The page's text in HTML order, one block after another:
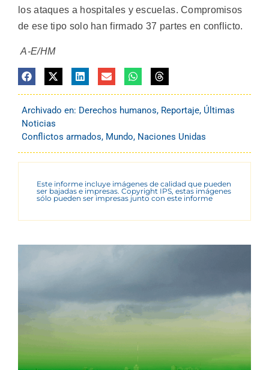
los ataques a hospitales y escuelas. Compromisos
de ese tipo solo han firmado 37 partes en conflicto.
A-E/HM
Archivado en: Derechos humanos, Reportaje, Últimas
Noticias
Conflictos armados, Mundo, Naciones Unidas
Este informe incluye imágenes de calidad que pueden
ser bajadas e impresas. Copyright IPS, estas imágenes
sólo pueden ser impresas junto con este informe